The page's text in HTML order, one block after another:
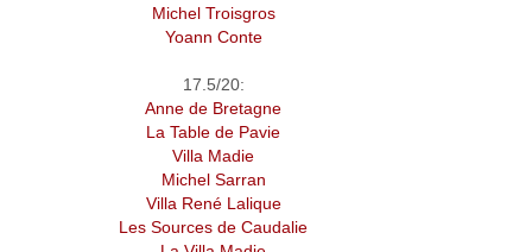
Michel Troisgros
Yoann Conte
17.5/20:
Anne de Bretagne
La Table de Pavie
Villa Madie
Michel Sarran
Villa René Lalique
Les Sources de Caudalie